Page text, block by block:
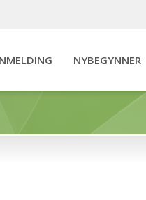
NYBEGYNNER